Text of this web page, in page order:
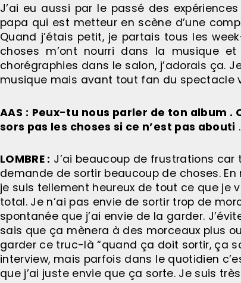
J’ai eu aussi par le passé des
papa qui est metteur en scène d’une
Quand j’étais petit, je partais tous les
choses m’ont nourri dans la musique
chorégraphies dans le salon, j’adorais ça.
musique mais avant tout fan du spectacle
AAS : Peux-tu nous parler de ton album .
sors pas les choses si ce n’est pas abouti .
LOMBRE : J’ai beaucoup de frustrations
demande de sortir beaucoup de choses.
je suis tellement heureux de tout ce que je
total. Je n’ai pas envie de sortir trop de
spontanée que j’ai envie de la garder.
sais que ça mènera à des morceaux plus
garder ce truc-là “quand ça doit sortir, ça
interview, mais parfois dans le quotidien
que j’ai juste envie que ça sorte. Je suis